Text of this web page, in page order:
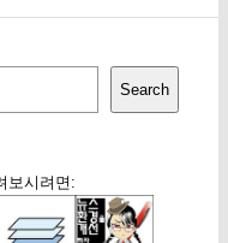
Search
보시려면: